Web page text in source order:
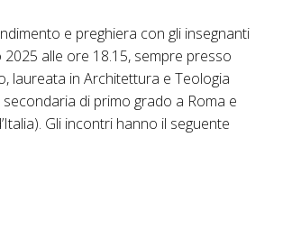
e preghiera con gli insegnanti
alle ore 18.15, sempre presso
laureata in Architettura e Teologia
di primo grado a Roma e
Gli incontri hanno il seguente